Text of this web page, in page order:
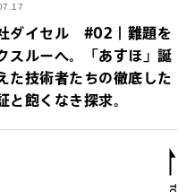
ダイセル #02｜難題を
スルーへ。「あすほ」誕
た技術者たちの徹底した
と飽くなき探求。